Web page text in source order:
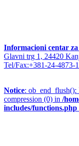
Informacioni centar
Glavni trg 1, 24420
Tel/Fax:+381-24-4873-
Notice:
compression (0) in /
includes/functions.php